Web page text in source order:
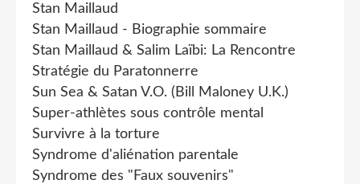
Stan Maillaud
Stan Maillaud - Biographie sommaire
Stan Maillaud & Salim Laïbi: La Rencontre
Stratégie du Paratonnerre
Sun Sea & Satan V.O. (Bill Maloney U.K.)
Super-athlètes sous contrôle mental
Survivre à la torture
Syndrome d'aliénation parentale
Syndrome des "Faux souvenirs"